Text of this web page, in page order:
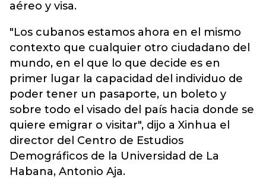
aéreo y visa.
"Los cubanos estamos ahora en el mismo
contexto que cualquier otro ciudadano del
mundo, en el que lo que decide es en
primer lugar la capacidad del individuo de
poder tener un pasaporte, un boleto y
sobre todo el visado del país hacia donde se
quiere emigrar o visitar", dijo a Xinhua el
director del Centro de Estudios
Demográficos de la Universidad de La
Habana, Antonio Aja.